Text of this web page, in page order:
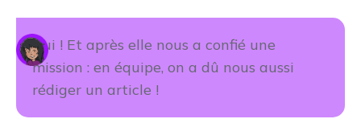
Oui ! Et après elle nous a confié une
mission : en équipe, on a dû nous aussi
rédiger un article !